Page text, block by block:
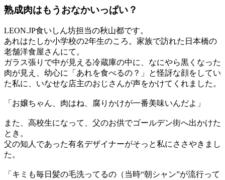
熟成肉はもうおなかいっぱい？
LEON.JP食いしん坊担当の秋山都です。
あれはたしか小学校の2年生のころ。家族で訪れた日本橋の
老舗洋食屋さんにて。
ガラス張りで中が見える冷蔵庫の中に、なにやら黒くなった
肉が見え、幼心に「あれを食べるの？」と怪訝な顔をしてい
た私に、いなせな店主のおじさんが声をかけてくれました。
「お嬢ちゃん、肉はね、腐りかけが一番美味いんだよ」
また、高校生になって、父のお供でゴールデン街へ出かけた
とき。
父の知人であった有名デザイナーがそっと私にささやきまし
た。
「キミも毎日髪の毛洗ってるの（当時“朝シャン”が流行って